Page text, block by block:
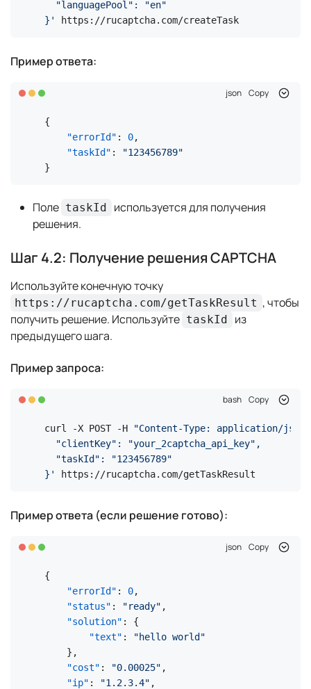
  "languagePool": "en"
}'
https://rucaptcha.com/createTask
Пример ответа:
json Copy
{
"errorId" : 0,
"taskId" :
"123456789"
}
Поле taskId
используется для получения
решения.
Шаг 4.2: Получение решения CAPTCHA
Используйте конечную точку
https://rucaptcha.com/getTaskResult , чтобы
получить решение. Используйте taskId
из
предыдущего шага.
Пример запроса:
bash Copy
curl -X POST -H
"Content-Type: application/json"
  "clientKey": "your_2captcha_api_key",
  "taskId": "123456789"
}'
https://rucaptcha.com/getTaskResult
Пример ответа (если решение готово):
json Copy
{
"errorId" : 0,
"status" : "ready" ,
"solution" :
{
"text" :
"hello world"
} ,
"cost" : "0.00025" ,
"ip" : "1.2.3.4" ,